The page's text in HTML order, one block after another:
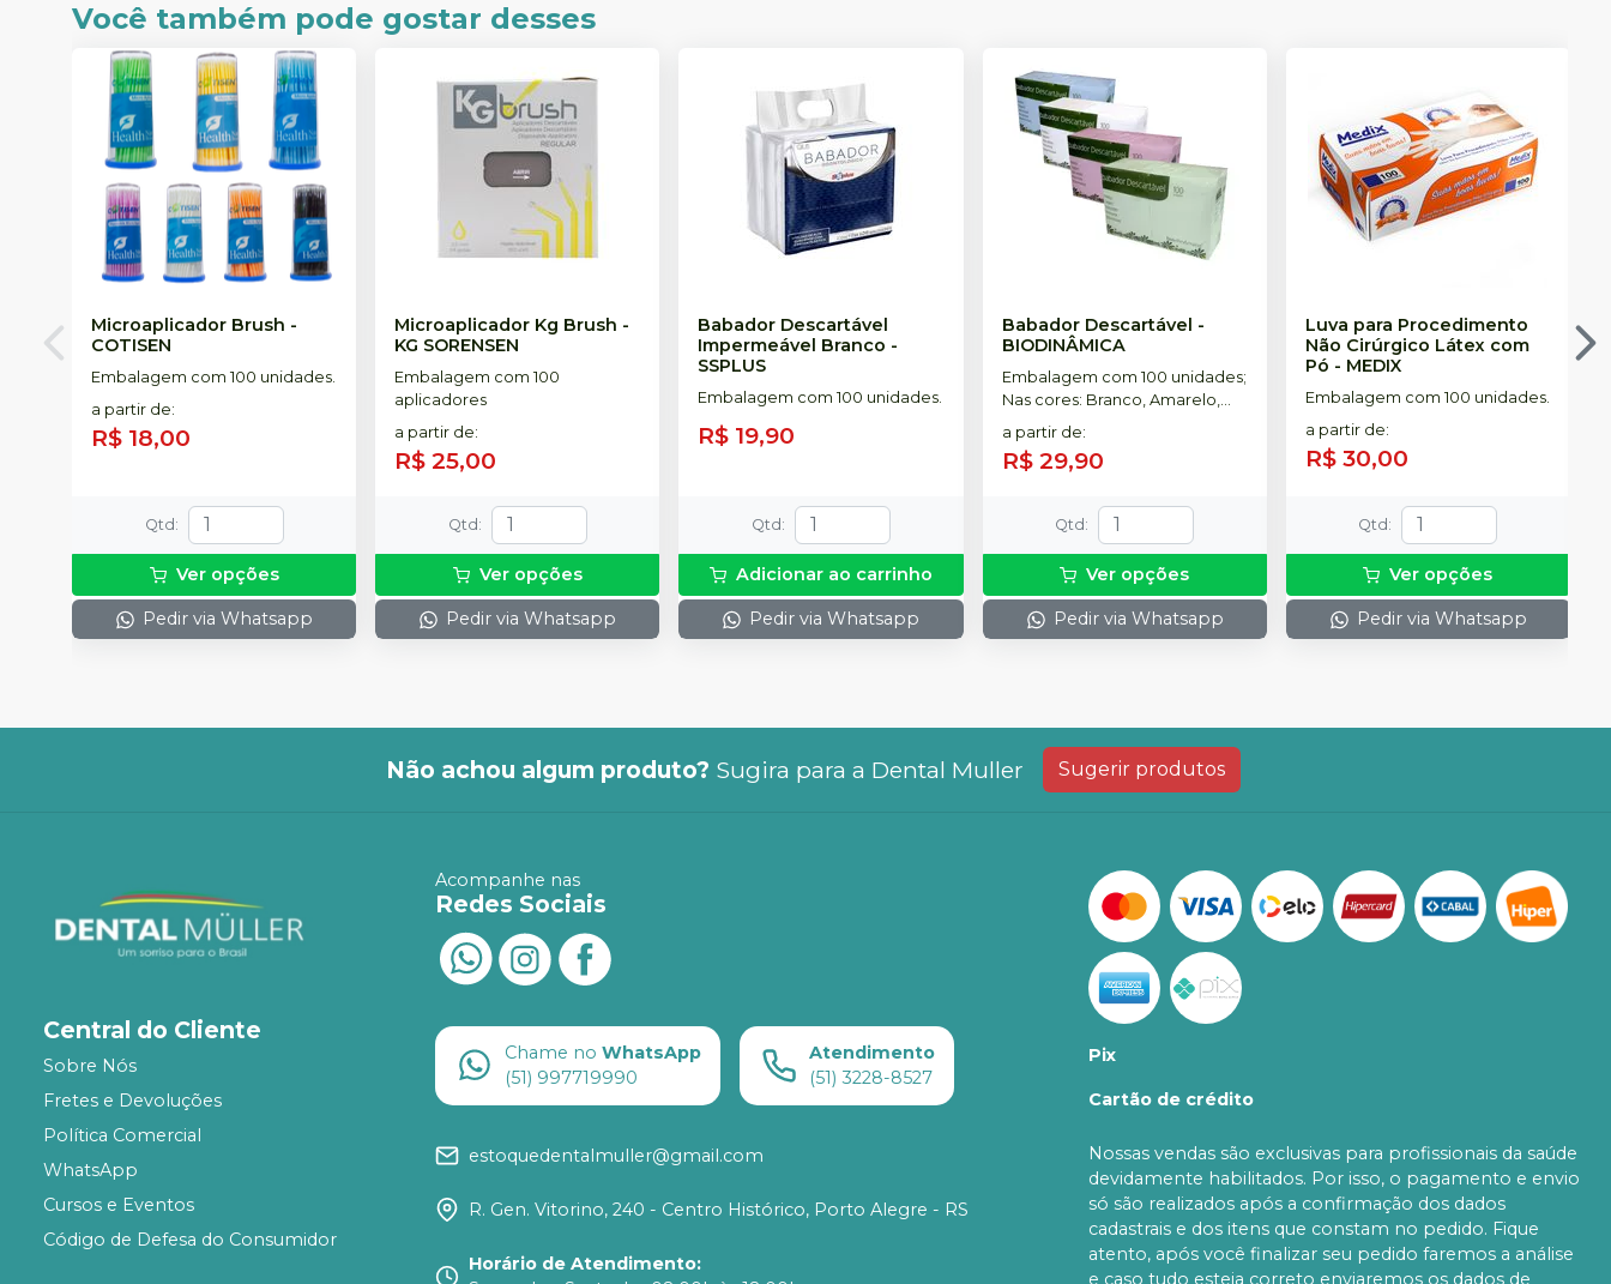
Você também pode gostar desses
Microaplicador Brush -
COTISEN
Embalagem com 100 unidades.
a partir de:
R$ 18,00
Qtd :
Ver opções
Pedir via Whatsapp
Microaplicador Kg Brush -
KG SORENSEN
Embalagem com 100
aplicadores
a partir de:
R$ 25,00
Qtd :
Ver opções
Pedir via Whatsapp
Babador Descartável
Impermeável Branco -
SSPLUS
Embalagem com 100 unidades.
R$ 19,90
Qtd :
Adicionar ao carrinho
Pedir via Whatsapp
Babador Descartável -
BIODINÂMICA
Embalagem com 100 unidades;
Nas cores: Branco, Amarelo,
Azul, Rosa, Verde e Misto.
a partir de:
R$ 29,90
Qtd :
Ver opções
Pedir via Whatsapp
Luva para Procedimento
Não Cirúrgico Látex com
Pó - MEDIX
Embalagem com 100 unidades.
a partir de:
R$ 30,00
Qtd :
Ver opções
Pedir via Whatsapp
Não achou algum produto? Sugira para a Dental Muller Sugerir produtos
Central do Cliente
Sobre Nós
Fretes e Devoluções
Política Comercial
WhatsApp
Cursos e Eventos
Código de Defesa do Consumidor
Acompanhe nas
Redes Sociais
Chame no WhatsApp
(51) 997719990
Atendimento
(51) 3228-8527
estoquedentalmuller@gmail.com
R. Gen. Vitorino, 240 - Centro Histórico, Porto Alegre - RS
Horário de Atendimento:
Pix
Cartão de crédito
Nossas vendas são exclusivas para profissionais da saúde
devidamente habilitados. Por isso, o pagamento e envio
só são realizados após a confirmação dos dados
cadastrais e dos itens que constam no pedido. Fique
atento, após você finalizar seu pedido faremos a análise
e caso tudo esteja correto enviaremos os dados de